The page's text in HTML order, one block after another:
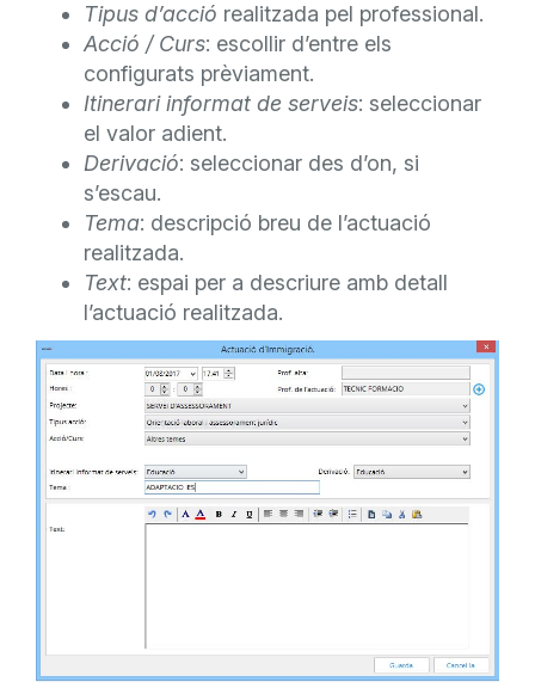
Tipus d’acció realitzada pel professional.
Acció / Curs: escollir d’entre els
configurats prèviament.
Itinerari informat de serveis: seleccionar
el valor adient.
Derivació: seleccionar des d’on, si
s’escau.
Tema: descripció breu de l’actuació
realitzada.
Text: espai per a descriure amb detall
l’actuació realitzada.